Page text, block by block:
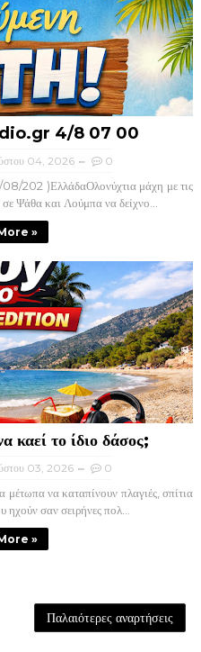
4/8 07 00
04, 2026 0
202 )ΕλλάδαΟλονύχτια μάχη με τις
Ψάθα και Λούμπα να δείχνο...
»
καεί το ίδιο δάσος;
03, 2026 0
μέτωπα να καταπίνουν πλαγιές, σπίτια
σαν σειρήνες πολ...
»
Παλαιότερες αναρτήσεις